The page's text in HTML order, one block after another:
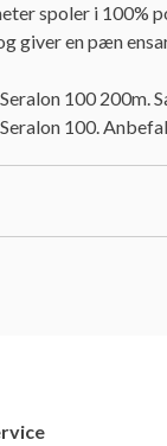
spoler i 100%
giver en pæn
100 200m.
100.